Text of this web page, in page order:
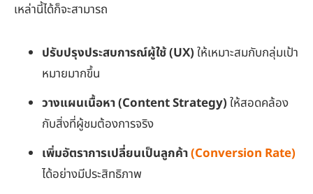
เหล่านี้ได้ก็จะสามารถ
ปรับปรุงประสบการณ์ผู้ใช้ (UX)ให้เหมาะสมกับกลุ่มเป้า
หมายมากขึ้น
วางแผนเนื้อหา (Content Strategy)ให้สอดคล้อง
กับสิ่งที่ผู้ชมต้องการจริง
เพิ่มอัตราการเปลี่ยนเป็นลูกค้า(Conversion Rate)
ได้อย่างมีประสิทธิภาพ